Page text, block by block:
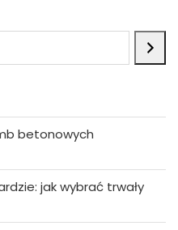
betonowych
jak wybrać trwały